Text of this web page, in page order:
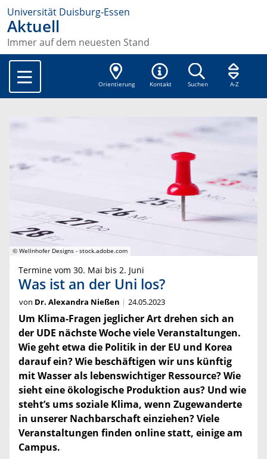
Universität Duisburg-Essen
Aktuell
Immer auf dem neuesten Stand
Orientierung Kontakt Suchen A-Z
© Wellnhofer Designs - stock.adobe.com
Termine vom 30. Mai bis 2. Juni
Was ist an der Uni los?
von Dr. Alexandra Nießen 24.05.2023
Um Klima-Fragen jeglicher Art drehen sich an
der UDE nächste Woche viele Veranstaltungen.
Wie geht etwa die Politik in der EU und Korea
darauf ein? Wie beschäftigen wir uns künftig
mit Wasser als lebenswichtiger Ressource? Wie
sieht eine ökologische Produktion aus? Und wie
steht’s ums soziale Klima, wenn Zugewanderte
in unserer Nachbarschaft einziehen? Viele
Veranstaltungen finden online statt, einige am
Campus.